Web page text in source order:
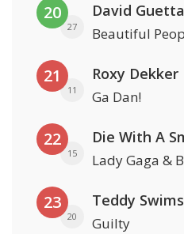
20
27
David
Beautiful
21
11
Roxy Dekker
Ga Dan!
22
15
Die With A
Lady Gaga &
23
20
Teddy Swims
Guilty